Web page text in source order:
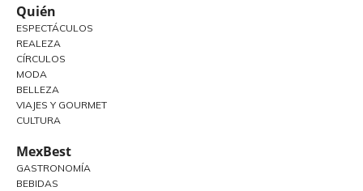
Quién
ESPECTÁCULOS
REALEZA
CÍRCULOS
MODA
BELLEZA
VIAJES Y GOURMET
CULTURA
MexBest
GASTRONOMÍA
BEBIDAS